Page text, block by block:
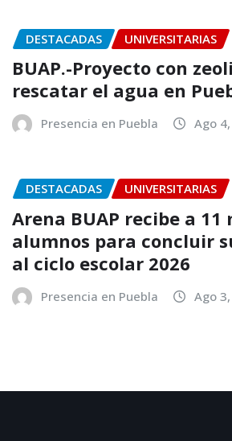
DESTACADAS UNIVERSITARIAS
BUAP.-Proyecto con
rescatar el agua en
Presencia en Puebla Ago
DESTACADAS UNIVERSITARIAS
Arena BUAP recibe a 11
alumnos para concluir
al ciclo escolar 2026
Presencia en Puebla Ago